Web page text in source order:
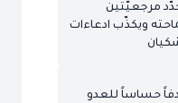
مرجعيّتين
ويكذّب ادعاءات
حساساً للعدو